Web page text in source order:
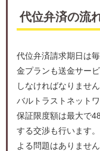
代位弁済の流
代位弁済請求期日は
金プランも送金サー
しなければなりませ
バルトラストネット
保証限度額は最大で
する交渉も行います
よる問題はありません